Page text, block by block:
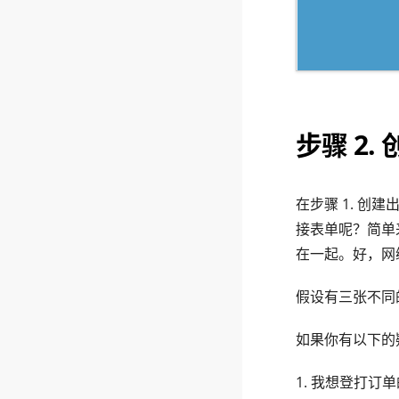
步骤 2.
在步骤 1. 创建
接表单呢？简
在一起。好，
假设有三张不同
如果你有以下
1. 我想登打订